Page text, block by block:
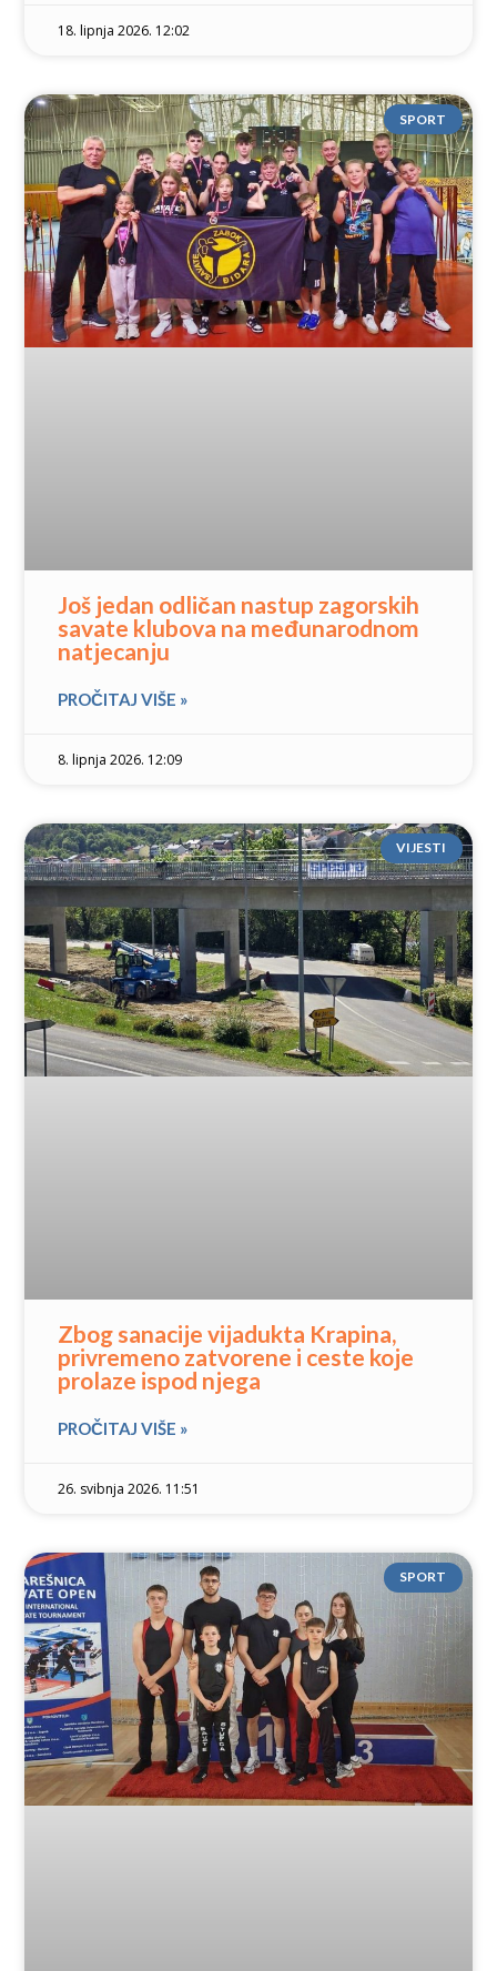
18. lipnja 2026. 12:02
SPORT
Još jedan odličan nastup zagorskih
savate klubova na međunarodnom
natjecanju
PROČITAJ VIŠE »
8. lipnja 2026. 12:09
VIJESTI
Zbog sanacije vijadukta Krapina,
privremeno zatvorene i ceste koje
prolaze ispod njega
PROČITAJ VIŠE »
26. svibnja 2026. 11:51
SPORT